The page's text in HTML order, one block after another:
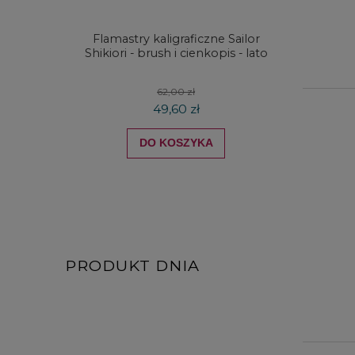
Flamastry kaligraficzne Sailor
Shikiori - brush i cienkopis - lato
62,00 zł
49,60 zł
DO KOSZYKA
PRODUKT DNIA